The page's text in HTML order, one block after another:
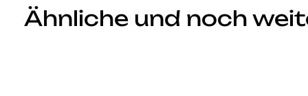
Ähnliche und noch